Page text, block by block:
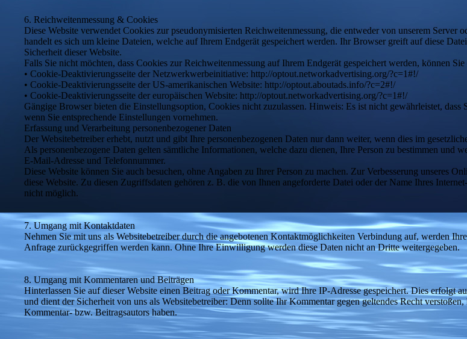
6. Reichweitenmessung & Cookies
Diese Website verwendet Cookies zur pseudonymisierten Reichweitenmessung, die entweder von unserem
handelt es sich um kleine Dateien, welche auf Ihrem Endgerät gespeichert werden. Ihr Browser greift auf diese
Sicherheit dieser Website.
Falls Sie nicht möchten, dass Cookies zur Reichweitenmessung auf Ihrem Endgerät gespeichert werden, können
• Cookie-Deaktivierungsseite der Netzwerkwerbeinitiative: http://optout.networkadvertising.org/?c=1#!/
• Cookie-Deaktivierungsseite der US-amerikanischen Website: http://optout.aboutads.info/?c=2#!/
• Cookie-Deaktivierungsseite der europäischen Website: http://optout.networkadvertising.org/?c=1#!/
Gängige Browser bieten die Einstellungsoption, Cookies nicht zuzulassen. Hinweis: Es ist nicht gewährleistet,
wenn Sie entsprechende Einstellungen vornehmen.
Erfassung und Verarbeitung personenbezogener Daten
Der Websitebetreiber erhebt, nutzt und gibt Ihre personenbezogenen Daten nur dann weiter, wenn dies im
Als personenbezogene Daten gelten sämtliche Informationen, welche dazu dienen, Ihre Person zu bestimmen
E-Mail-Adresse und Telefonnummer.
Diese Website können Sie auch besuchen, ohne Angaben zu Ihrer Person zu machen. Zur Verbesserung unseres
diese Website. Zu diesen Zugriffsdaten gehören z. B. die von Ihnen angeforderte Datei oder der Name Ihres
nicht möglich.
7. Umgang mit Kontaktdaten
Nehmen Sie mit uns als Websitebetreiber durch die angebotenen Kontaktmöglichkeiten Verbindung auf, werden
Anfrage zurückgegriffen werden kann. Ohne Ihre Einwilligung werden diese Daten nicht an Dritte weitergegeben.
8. Umgang mit Kommentaren und Beiträgen
Hinterlassen Sie auf dieser Website einen Beitrag oder Kommentar, wird Ihre IP-Adresse gespeichert. Dies erfolgt
und dient der Sicherheit von uns als Websitebetreiber: Denn sollte Ihr Kommentar gegen geltendes Recht
Kommentar- bzw. Beitragsautors haben.